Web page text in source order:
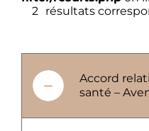
2 résultats
Accord
santé –